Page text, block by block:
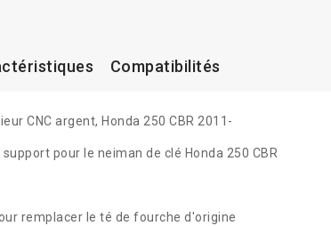
Compatibilités
CNC argent, Honda 250 CBR 2011-
pour le neiman de clé Honda 250 CBR
remplacer le té de fourche d'origine